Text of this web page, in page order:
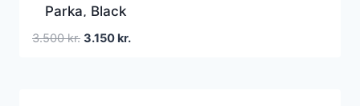
Parka, Black
3.500kr. Den
3.150kr.Den